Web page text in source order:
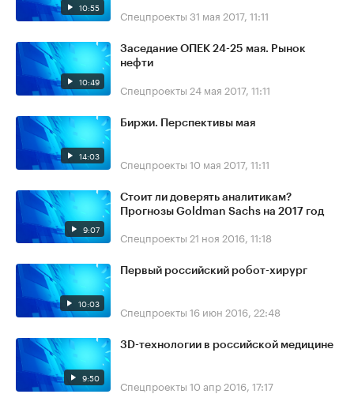
10:55 Спецпроекты 31 мая 2017, 11:11
10:49
Заседание ОПЕК 24-25 мая. Рынок
нефти
Спецпроекты 24 мая 2017, 11:11
14:03
Биржи. Перспективы мая
Спецпроекты 10 мая 2017, 11:11
9:07
Стоит ли доверять аналитикам?
Прогнозы Goldman Sachs на 2017 год
Спецпроекты 21 ноя 2016, 11:18
10:03
Первый российский робот-хирург
Спецпроекты 16 июн 2016, 22:48
9:50
3D-технологии в российской медицине
Спецпроекты 10 апр 2016, 17:17